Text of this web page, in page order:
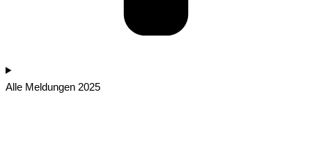
Alle Meldungen 2025